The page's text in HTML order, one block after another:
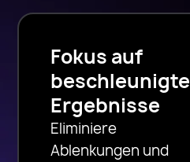
Fokus auf
beschleunigte
Ergebnisse
Eliminiere
Ablenkungen und